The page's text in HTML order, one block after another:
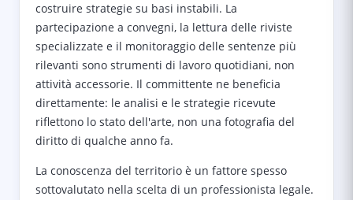
costruire strategie su basi instabili. La
partecipazione a convegni, la lettura delle riviste
specializzate e il monitoraggio delle sentenze più
rilevanti sono strumenti di lavoro quotidiani, non
attività accessorie. Il committente ne beneficia
direttamente: le analisi e le strategie ricevute
riflettono lo stato dell'arte, non una fotografia del
diritto di qualche anno fa.
La conoscenza del territorio è un fattore spesso
sottovalutato nella scelta di un professionista legale.